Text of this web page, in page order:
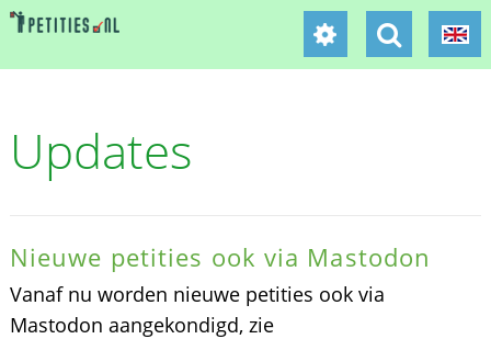
Updates
Nieuwe petities ook via Mastodon
Vanaf nu worden nieuwe petities ook via
Mastodon aangekondigd, zie